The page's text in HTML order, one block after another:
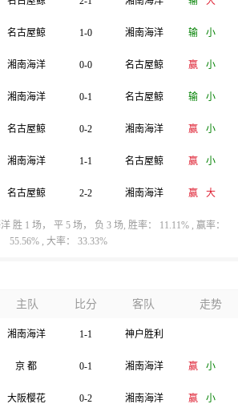
名古屋鲸 1-0 湘南海洋 输 小
湘南海洋 0-0 名古屋鲸 赢 小
湘南海洋 0-1 名古屋鲸 输 小
名古屋鲸 0-2 湘南海洋 赢 小
湘南海洋 1-1 名古屋鲸 赢 小
名古屋鲸 2-2 湘南海洋 赢 大
胜 1 场， 平 5 场， 负 3 场, 胜率： 11.11% , 赢率：
55.56% , 大率： 33.33%
主队 比分 客队 走势
湘南海洋 1-1 神户胜利
京 都 0-1 湘南海洋 赢 小
大阪樱花 0-2 湘南海洋 赢 小